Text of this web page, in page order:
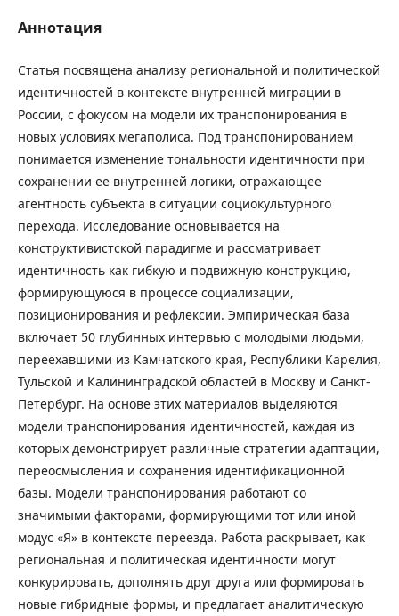
Аннотация
Статья посвящена анализу региональной и политической
идентичностей в контексте внутренней миграции в
России, с фокусом на модели их транспонирования в
новых условиях мегаполиса. Под транспонированием
понимается изменение тональности идентичности при
сохранении ее внутренней логики, отражающее
агентность субъекта в ситуации социокультурного
перехода. Исследование основывается на
конструктивистской парадигме и рассматривает
идентичность как гибкую и подвижную конструкцию,
формирующуюся в процессе социализации,
позиционирования и рефлексии. Эмпирическая база
включает 50 глубинных интервью с молодыми людьми,
переехавшими из Камчатского края, Республики Карелия,
Тульской и Калининградской областей в Москву и Санкт-
Петербург. На основе этих материалов выделяются
модели транспонирования идентичностей, каждая из
которых демонстрирует различные стратегии адаптации,
переосмысления и сохранения идентификационной
базы. Модели транспонирования работают со
значимыми факторами, формирующими тот или иной
модус «Я» в контексте переезда. Работа раскрывает, как
региональная и политическая идентичности могут
конкурировать, дополнять друг друга или формировать
новые гибридные формы, и предлагает аналитическую